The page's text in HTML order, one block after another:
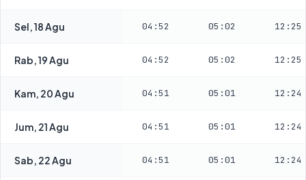
Sel, 18 Agu 04:52 05:02 12:25
Rab, 19 Agu 04:52 05:02 12:25
Kam, 20 Agu 04:51 05:01 12:24
Jum, 21 Agu 04:51 05:01 12:24
Sab, 22 Agu 04:51 05:01 12:24